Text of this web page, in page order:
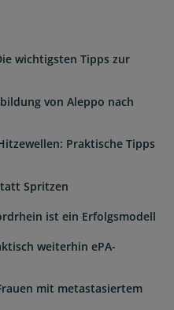
wichtigsten Tipps zur
von Aleppo nach
Praktische Tipps
Spritzen
ist ein Erfolgsmodell
weiterhin ePA-
mit metastasiertem